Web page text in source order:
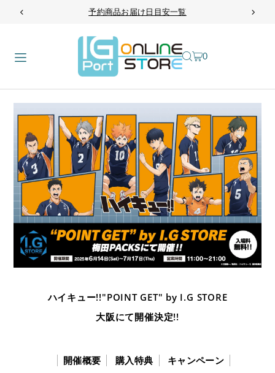
TRANSLATION MISSING: JA.ACCESSIBILITY.SKIP_TO_TEXT
予約商品お届け日目安一覧
0
ハイキュー!!"POINT GET" by I.G STORE
大阪にて開催決定!!
開催概要 購入特典 キャンペーン